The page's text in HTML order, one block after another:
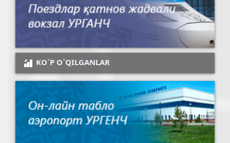
KO`P O`QILGANLAR